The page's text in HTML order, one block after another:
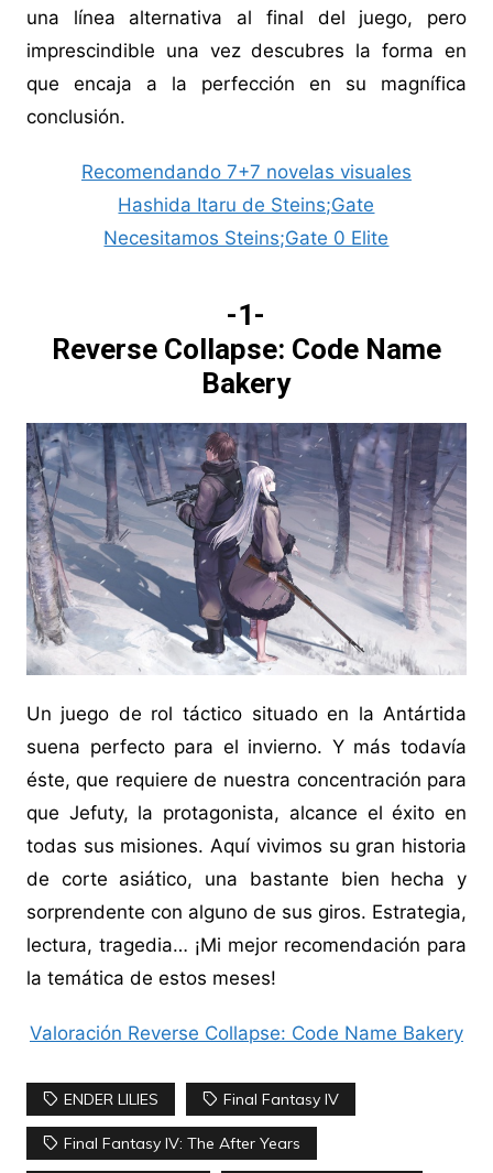
una línea alternativa al final del juego, pero
imprescindible una vez descubres la forma en
que encaja a la perfección en su magnífica
conclusión.
Recomendando 7+7 novelas visuales
Hashida Itaru de Steins;Gate
Necesitamos Steins;Gate 0 Elite
-1-
Reverse Collapse: Code Name
Bakery
Un juego de rol táctico situado en la Antártida
suena perfecto para el invierno. Y más todavía
éste, que requiere de nuestra concentración para
que Jefuty, la protagonista, alcance el éxito en
todas sus misiones. Aquí vivimos su gran historia
de corte asiático, una bastante bien hecha y
sorprendente con alguno de sus giros. Estrategia,
lectura, tragedia… ¡Mi mejor recomendación para
la temática de estos meses!
Valoración Reverse Collapse: Code Name Bakery
ENDER LILIES Final Fantasy IV
Final Fantasy IV: The After Years